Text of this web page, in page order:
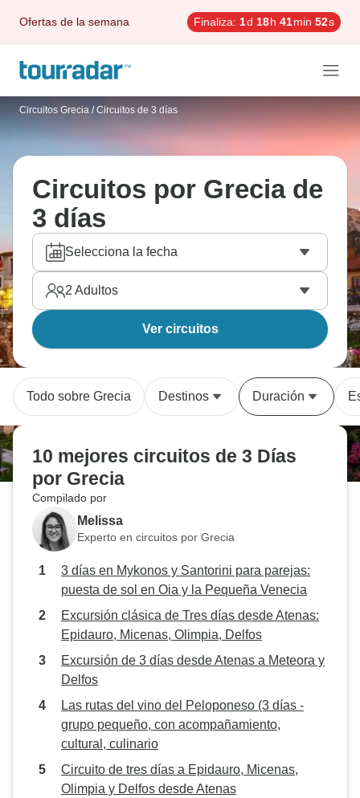
Ofertas de la semana Finaliza: 1d 18h 41min 51s
Circuitos Grecia / Circuitos de 3 días
Circuitos por Grecia de
3 días
Selecciona la fecha
2 Adultos
Ver circuitos
Todo sobre Grecia Destinos Duración
10 mejores circuitos de 3 Días
por Grecia
Compilado por
Melissa
Experto en circuitos por Grecia
3 días en Mykonos y Santorini para parejas:
puesta de sol en Oia y la Pequeña Venecia
Excursión clásica de Tres días desde Atenas:
Epidauro, Micenas, Olimpia, Delfos
Excursión de 3 días desde Atenas a Meteora y
Delfos
Las rutas del vino del Peloponeso (3 días -
grupo pequeño, con acompañamiento,
cultural, culinario
Circuito de tres días a Epidauro, Micenas,
Olimpia y Delfos desde Atenas